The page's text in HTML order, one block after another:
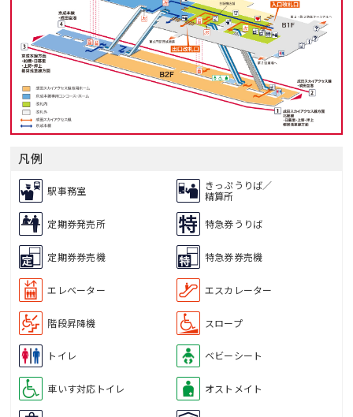
凡例
駅事務室
きっぷうりば／
精算所
定期券発売所 特急券うりば
定期券券売機 特急券券売機
エレベーター エスカレーター
階段昇降機 スロープ
トイレ ベビーシート
車いす対応トイレ オストメイト